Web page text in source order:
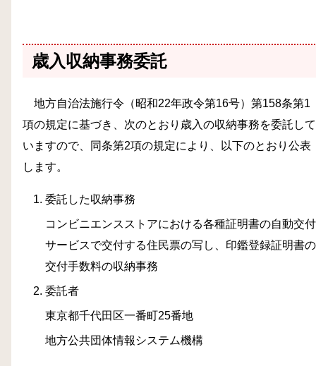
歳入収納事務委託
地方自治法施行令（昭和22年政令第16号）第158条第1
項の規定に基づき、次のとおり歳入の収納事務を委託して
いますので、同条第2項の規定により、以下のとおり公表
します。
委託した収納事務
コンビニエンスストアにおける各種証明書の自動交付
サービスで交付する住民票の写し、印鑑登録証明書の
交付手数料の収納事務
委託者
東京都千代田区一番町25番地
地方公共団体情報システム機構